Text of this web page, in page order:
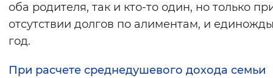
оба родителя, так и кто-то один, но только
отсутствии долгов по алиментам, и
год.
При расчете среднедушевого дохода семьи